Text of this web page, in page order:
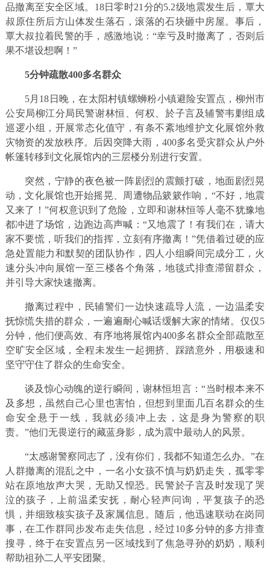
品撤离至安全区域。18日零时21分的5.2级地震发生后，覃大
叔原住所后方山体发生落石，滚落的石块砸中房屋。事后，
覃大叔拉着民警的手，感激地说：“幸亏及时撤离了，否则后
果不堪设想啊！”
5分钟疏散400多名群众
5月18日晚，在太阳村镇螺蛳粉小镇避险安置点，柳州市
公安局柳江分局民警谢林恒、何权、於子言及辅警韦剿组成
巡逻小组，开展常态化值守，有条不紊地维护文化展馆外救
灾物资的发放秩序。后因突降大雨，400多名受灾群众从户外
帐篷转移到文化展馆内的三层楼分别进行安置。
突然，宁静的夜色被一阵剧烈的震颤打破，地面剧烈晃
动，文化展馆也开始摇晃、周遭物品簌簌作响，“不好，地震
又来了！”何权意识到了危险，立即和谢林恒等人毫不犹豫地
都冲进了场馆，边跑边高声喊：“又地震了！有我们在，请大
家不要慌，听我们的指挥，立刻有序撤离！”凭借着过硬的应
急处置能力和默契的团队协作，四人小组瞬间完成分工，火
速分头冲向展馆一至三楼各个角落，地毯式排查滞留群众，
并引导大家快速撤离。
撤离过程中，民辅警们一边快速疏导人流，一边温柔安
抚惊慌失措的群众，一遍遍耐心喊话缓解大家的情绪。仅仅5
分钟，他们便高效、有序地将展馆内400多名群众全部疏散至
空旷安全区域，全程未发生一起拥挤、踩踏意外，用极速和
坚守守住了群众的生命安全。
谈及惊心动魄的逆行瞬间，谢林恒坦言：“当时根本来不
及多想，虽然自己心里也害怕，但想到里面几百名群众的生
命安全悬于一线，我就必须冲上去，这是身为警察的职
责。”他们无畏逆行的藏蓝身影，成为震中最动人的风景。
“太感谢警察同志了，没有你们，我都不知道怎么办。”在
人群撤离的混乱之中，一名小女孩不慎与奶奶走失，孤零零
站在原地放声大哭，无助又惶恐。民警於子言及时发现了哭
泣的孩子，上前温柔安抚，耐心轻声问询，平复孩子的恐
惧，并细致核实孩子及家属信息。随后，他迅速联动在岗同
事，在工作群同步发布走失信息，经过10多分钟的多方排查
搜寻，终于在安置点另一区域找到了焦急寻孙的奶奶，顺利
帮助祖孙二人平安团聚。